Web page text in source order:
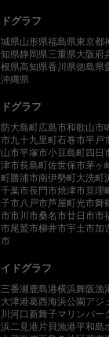
グラフ
県山形県福島県東京都
県静岡県三重県大阪府
県高知県香川県徳島県
沖縄県
グラフ
防大島町広島市和歌山市
九十九里町石巻市平戸
市平塚市小豆島町四日
津市長島町佐世保市茅ヶ
勝浦市南伊勢町大洗町
千葉市長門市焼津市亘理
市八戸市芦屋町光市舞
市川市桑名市廿日市市
市尾鷲市柳井市宇土市加
ドグラフ
三番瀬 鹿島港横浜舞阪漁
大津港葛西海浜公園アジ
河口 新舞子マリンパー
二見港 片貝漁港平和島